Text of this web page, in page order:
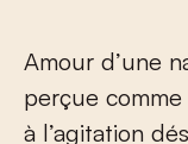
Amour d’une
perçue
à l’agitation